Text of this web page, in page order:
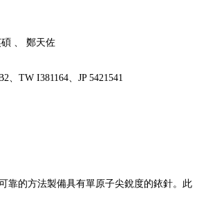
、 鄭天佐
、TW I381164、JP 5421541
靠的方法製備具有單原子尖銳度的銥針。此